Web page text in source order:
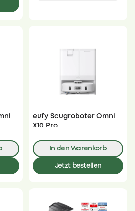
eufy Saugroboter Omni
X10 Pro
In den Warenkorb
Jetzt bestellen